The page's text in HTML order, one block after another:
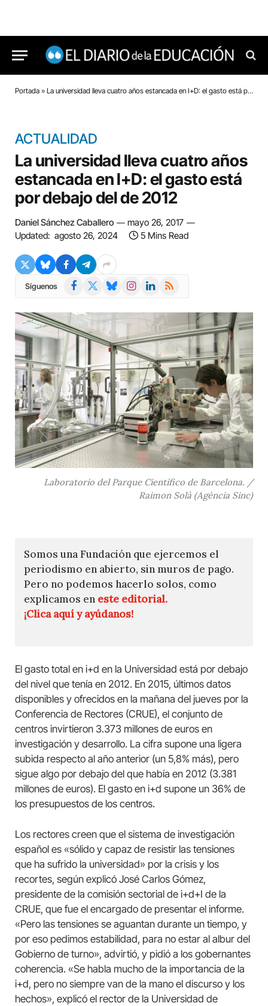
Portada » La universidad lleva cuatro años estancada en I+D: el gasto está por debajo del de 2012
ACTUALIDAD
La universidad lleva cuatro años
estancada en I+D: el gasto está
por debajo del de 2012
Daniel Sánchez Caballero
mayo 26, 2017
Updated: agosto 26, 2024 5 Mins Read
Síguenos Facebook BlueskyInstagramLinkedIn
RSS
Laboratorio del Parque Científico de Barcelona. /
Raimon Solà (Agència Sinc)
Somos una Fundación que ejercemos el
periodismo en abierto, sin muros de pago.
Pero no podemos hacerlo solos, como
explicamos en este editorial.
¡Clica aquí y ayúdanos!
El gasto total en i+d en la Universidad está por debajo
del nivel que tenía en 2012. En 2015, últimos datos
disponibles y ofrecidos en la mañana del jueves por la
Conferencia de Rectores (CRUE), el conjunto de
centros invirtieron 3.373 millones de euros en
investigación y desarrollo. La cifra supone una ligera
subida respecto al año anterior (un 5,8% más), pero
sigue algo por debajo del que había en 2012 (3.381
millones de euros). El gasto en i+d supone un 36% de
los presupuestos de los centros.
Los rectores creen que el sistema de investigación
español es «sólido y capaz de resistir las tensiones
que ha sufrido la universidad» por la crisis y los
recortes, según explicó José Carlos Gómez,
presidente de la comisión sectorial de i+d+I de la
CRUE, que fue el encargado de presentar el informe.
«Pero las tensiones se aguantan durante un tiempo, y
por eso pedimos estabilidad, para no estar al albur del
Gobierno de turno», advirtió, y pidió a los gobernantes
coherencia. «Se habla mucho de la importancia de la
i+d, pero no siempre van de la mano el discurso y los
hechos», explicó el rector de la Universidad de